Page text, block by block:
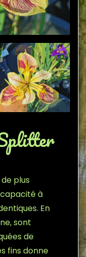
plus
à
En
sont
de
fins donne